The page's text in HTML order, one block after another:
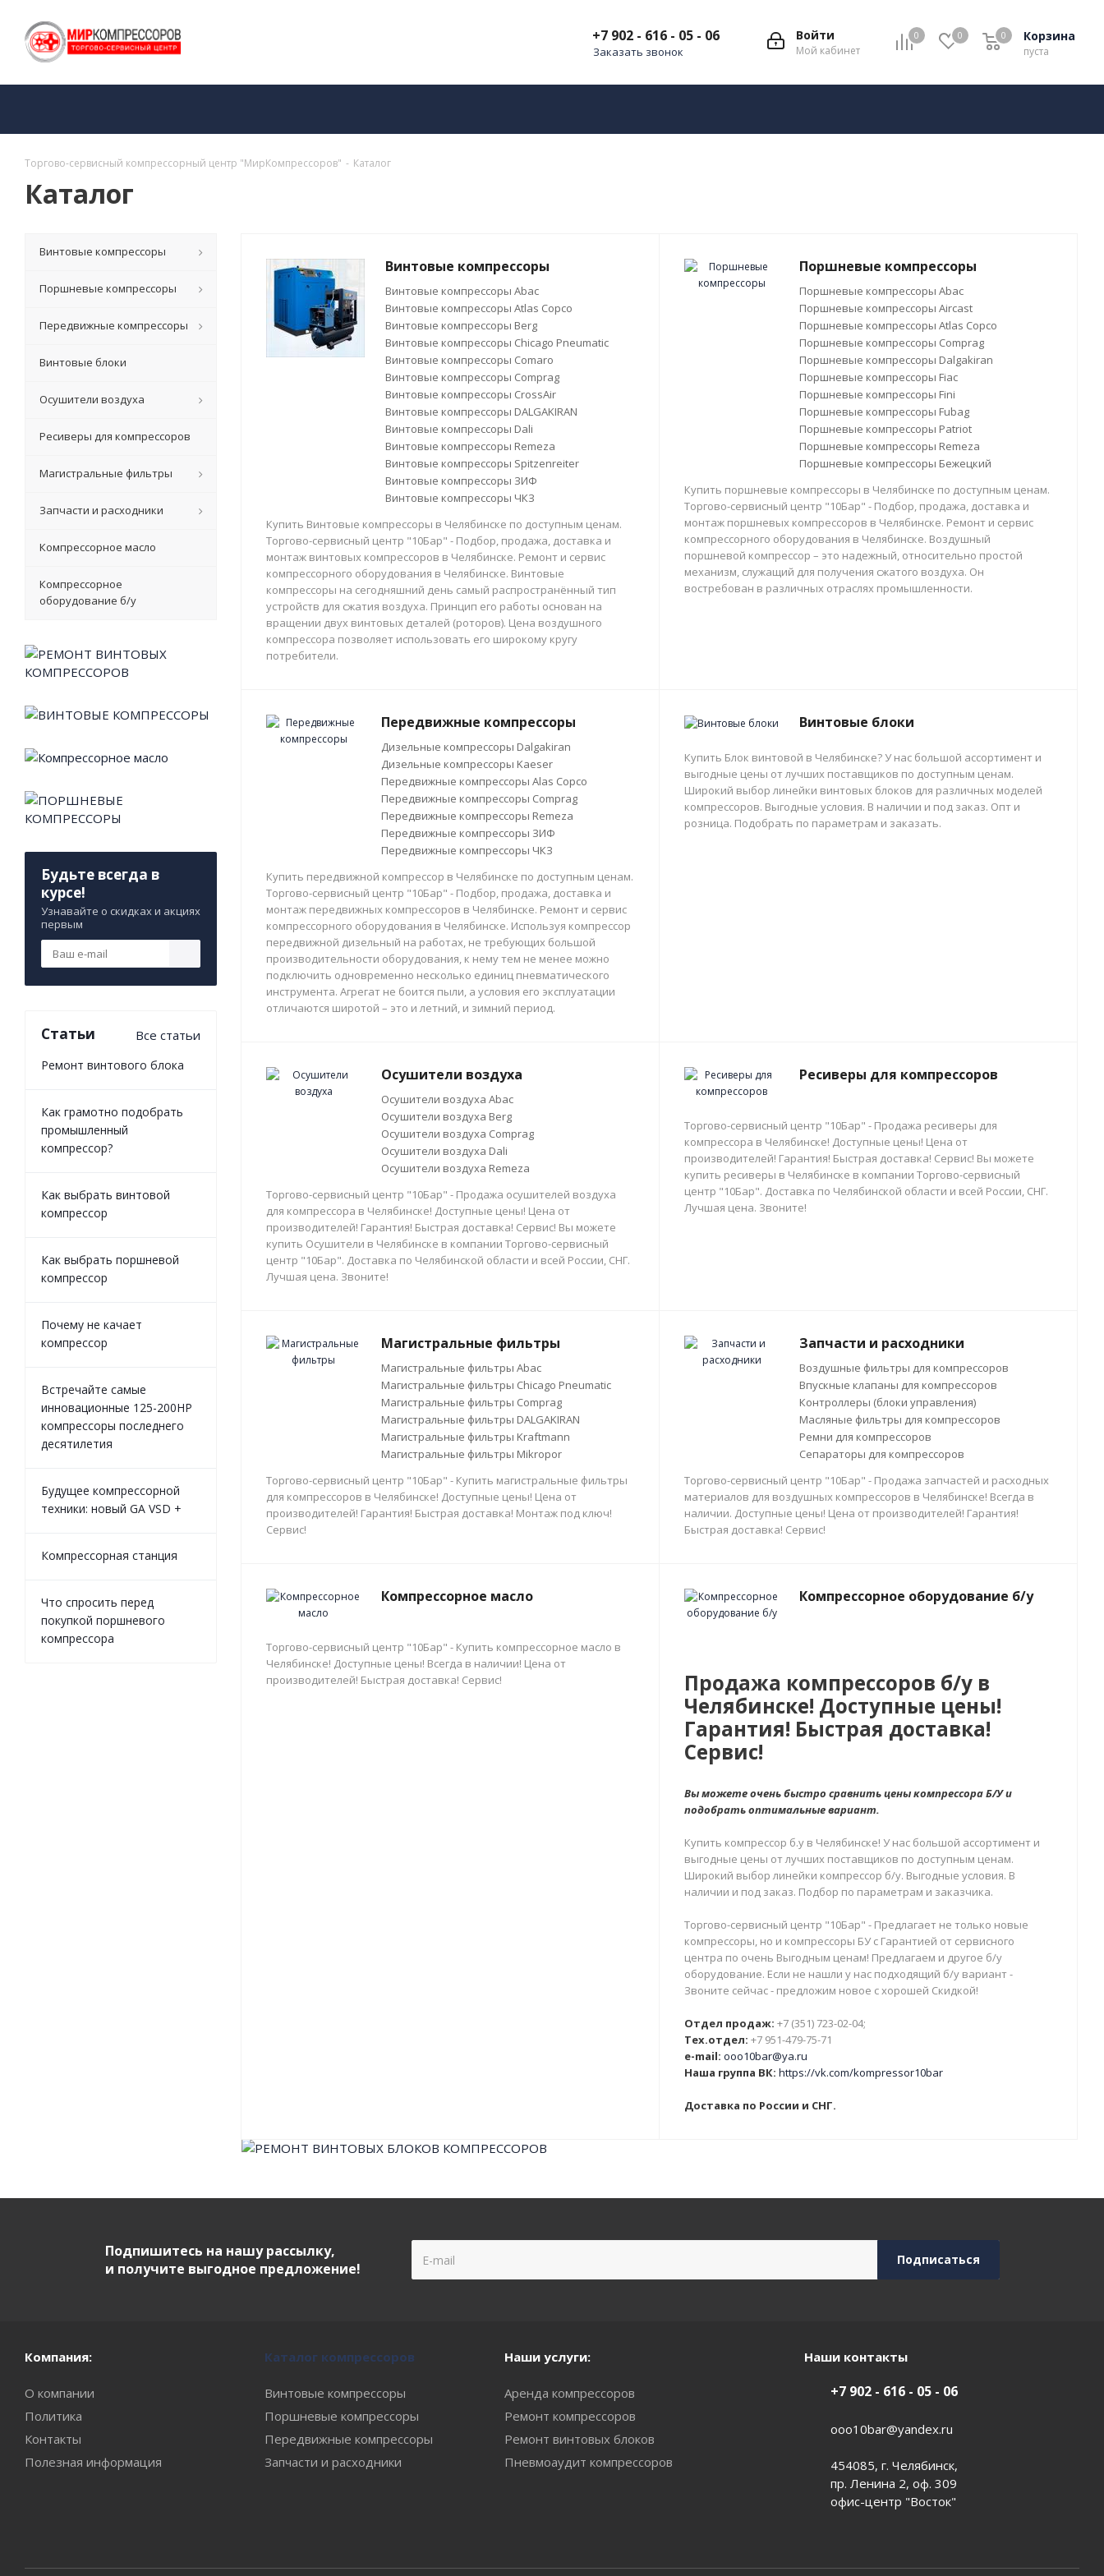
0 0 Корзина
пуста
0
Войти
Мой кабинет
+7 902 - 616 - 05 - 06
Заказать звонок
Торгово-сервисный компрессорный центр "МирКомпрессоров" - Каталог
Каталог
Винтовые компрессоры
Винтовые компрессоры Abac
Винтовые компрессоры Atlas Copco
Винтовые компрессоры Berg
Винтовые компрессоры Chicago Pneumatic
Винтовые компрессоры Comaro
Винтовые компрессоры Comprag
Винтовые компрессоры CrossAir
Винтовые компрессоры DALGAKIRAN
Винтовые компрессоры Dali
Винтовые компрессоры Remeza
Винтовые компрессоры Spitzenreiter
Винтовые компрессоры ЗИФ
Винтовые компрессоры ЧКЗ
Купить Винтовые компрессоры в Челябинске по доступным ценам.
Торгово-сервисный центр "10Бар" - Подбор, продажа, доставка и
монтаж винтовых компрессоров в Челябинске. Ремонт и сервис
компрессорного оборудования в Челябинске. Винтовые
компрессоры на сегодняшний день самый распространённый тип
устройств для сжатия воздуха. Принцип его работы основан на
вращении двух винтовых деталей (роторов). Цена воздушного
компрессора позволяет использовать его широкому кругу
потребители.
Поршневые компрессоры
Поршневые компрессоры Abac
Поршневые компрессоры Aircast
Поршневые компрессоры Atlas Copco
Поршневые компрессоры Comprag
Поршневые компрессоры Dalgakiran
Поршневые компрессоры Fiac
Поршневые компрессоры Fini
Поршневые компрессоры Fubag
Поршневые компрессоры Patriot
Поршневые компрессоры Remeza
Поршневые компрессоры Бежецкий
Купить поршневые компрессоры в Челябинске по доступным ценам.
Торгово-сервисный центр "10Бар" - Подбор, продажа, доставка и
монтаж поршневых компрессоров в Челябинске. Ремонт и сервис
компрессорного оборудования в Челябинске. Воздушный
поршневой компрессор – это надежный, относительно простой
механизм, служащий для получения сжатого воздуха. Он
востребован в различных отраслях промышленности.
Передвижные компрессоры
Дизельные компрессоры Dalgakiran
Дизельные компрессоры Kaeser
Передвижные компрессоры Alas Copco
Передвижные компрессоры Comprag
Передвижные компрессоры Remeza
Передвижные компрессоры ЗИФ
Передвижные компрессоры ЧКЗ
Купить передвижной компрессор в Челябинске по доступным ценам.
Торгово-сервисный центр "10Бар" - Подбор, продажа, доставка и
монтаж передвижных компрессоров в Челябинске. Ремонт и сервис
компрессорного оборудования в Челябинске. Используя компрессор
передвижной дизельный на работах, не требующих большой
производительности оборудования, к нему тем не менее можно
подключить одновременно несколько единиц пневматического
инструмента. Агрегат не боится пыли, а условия его эксплуатации
отличаются широтой – это и летний, и зимний период.
Винтовые блоки
Купить Блок винтовой в Челябинске? У нас большой ассортимент и
выгодные цены от лучших поставщиков по доступным ценам.
Широкий выбор линейки винтовых блоков для различных моделей
компрессоров. Выгодные условия. В наличии и под заказ. Опт и
розница. Подобрать по параметрам и заказать.
Осушители воздуха
Осушители воздуха Abac
Осушители воздуха Berg
Осушители воздуха Comprag
Осушители воздуха Dali
Осушители воздуха Remeza
Торгово-сервисный центр "10Бар" - Продажа осушителей воздуха
для компрессора в Челябинске! Доступные цены! Цена от
производителей! Гарантия! Быстрая доставка! Сервис! Вы можете
купить Осушители в Челябинске в компании Торгово-сервисный
центр "10Бар". Доставка по Челябинской области и всей России, СНГ.
Лучшая цена. Звоните!
Ресиверы для компрессоров
Торгово-сервисный центр "10Бар" - Продажа ресиверы для
компрессора в Челябинске! Доступные цены! Цена от
производителей! Гарантия! Быстрая доставка! Сервис! Вы можете
купить ресиверы в Челябинске в компании Торгово-сервисный
центр "10Бар". Доставка по Челябинской области и всей России, СНГ.
Лучшая цена. Звоните!
Магистральные фильтры
Магистральные фильтры Abac
Магистральные фильтры Chicago Pneumatic
Магистральные фильтры Comprag
Магистральные фильтры DALGAKIRAN
Магистральные фильтры Kraftmann
Магистральные фильтры Mikropor
Торгово-сервисный центр "10Бар" - Купить магистральные фильтры
для компрессоров в Челябинске! Доступные цены! Цена от
производителей! Гарантия! Быстрая доставка! Монтаж под ключ!
Сервис!
Запчасти и расходники
Воздушные фильтры для компрессоров
Впускные клапаны для компрессоров
Контроллеры (блоки управления)
Масляные фильтры для компрессоров
Ремни для компрессоров
Сепараторы для компрессоров
Торгово-сервисный центр "10Бар" - Продажа запчастей и расходных
материалов для воздушных компрессоров в Челябинске! Всегда в
наличии. Доступные цены! Цена от производителей! Гарантия!
Быстрая доставка! Сервис!
Компрессорное масло
Торгово-сервисный центр "10Бар" - Купить компрессорное масло в
Челябинске! Доступные цены! Всегда в наличии! Цена от
производителей! Быстрая доставка! Сервис!
Компрессорное оборудование б/у
Продажа компрессоров б/у в
Челябинске! Доступные цены!
Гарантия! Быстрая доставка!
Сервис!
Вы можете очень быстро сравнить цены компрессора Б/У и
подобрать оптимальные вариант.
Купить компрессор б.у в Челябинске! У нас большой ассортимент и
выгодные цены от лучших поставщиков по доступным ценам.
Широкий выбор линейки компрессор б/у. Выгодные условия. В
наличии и под заказ. Подбор по параметрам и заказчика.
Торгово-сервисный центр "10Бар" - Предлагает не только новые
компрессоры, но и компрессоры БУ с Гарантией от сервисного
центра по очень Выгодным ценам! Предлагаем и другое б/у
оборудование. Если не нашли у нас подходящий б/у вариант -
Звоните сейчас - предложим новое с хорошей Скидкой!
Отдел продаж: +7 (351) 723-02-04;
Тех.отдел: +7 951-479-75-71
e-mail: ooo10bar@ya.ru
Наша группа ВК: https://vk.com/kompressor10bar
Доставка по России и СНГ.
Винтовые компрессоры
Поршневые компрессоры
Передвижные компрессоры
Винтовые блоки
Осушители воздуха
Ресиверы для компрессоров
Магистральные фильтры
Запчасти и расходники
Компрессорное масло
Компрессорное
оборудование б/у
Будьте всегда в
курсе!
Узнавайте о скидках и акциях
первым
Статьи Все статьи
Ремонт винтового блока
Как грамотно подобрать
промышленный
компрессор?
Как выбрать винтовой
компрессор
Как выбрать поршневой
компрессор
Почему не качает
компрессор
Встречайте самые
инновационные 125-200HP
компрессоры последнего
десятилетия
Будущее компрессорной
техники: новый GA VSD +
Компрессорная станция
Что спросить перед
покупкой поршневого
компрессора
Подпишитесь на нашу рассылку,
и получите выгодное предложение!
Компания:
О компании
Политика
Контакты
Полезная информация
Каталог компрессоров
Винтовые компрессоры
Поршневые компрессоры
Передвижные компрессоры
Запчасти и расходники
Наши услуги:
Аренда компрессоров
Ремонт компрессоров
Ремонт винтовых блоков
Пневмоаудит компрессоров
Наши контакты
+7 902 - 616 - 05 - 06
ooo10bar@yandex.ru
454085, г. Челябинск,
пр. Ленина 2, оф. 309
офис-центр "Восток"